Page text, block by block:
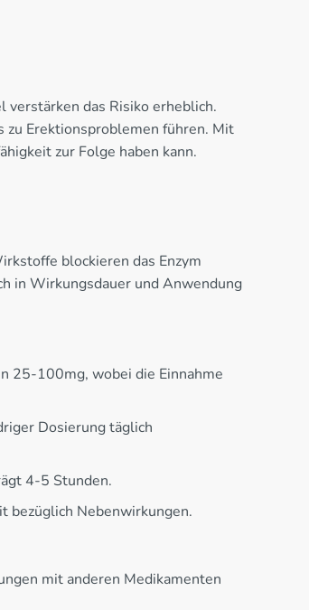
das Risiko erheblich.
Erektionsproblemen führen. Mit
zur Folge haben kann.
blockieren das Enzym
in Wirkungsdauer und Anwendung
25-100mg, wobei die Einnahme
Dosierung täglich
4-5 Stunden.
Nebenwirkungen.
mit anderen Medikamenten